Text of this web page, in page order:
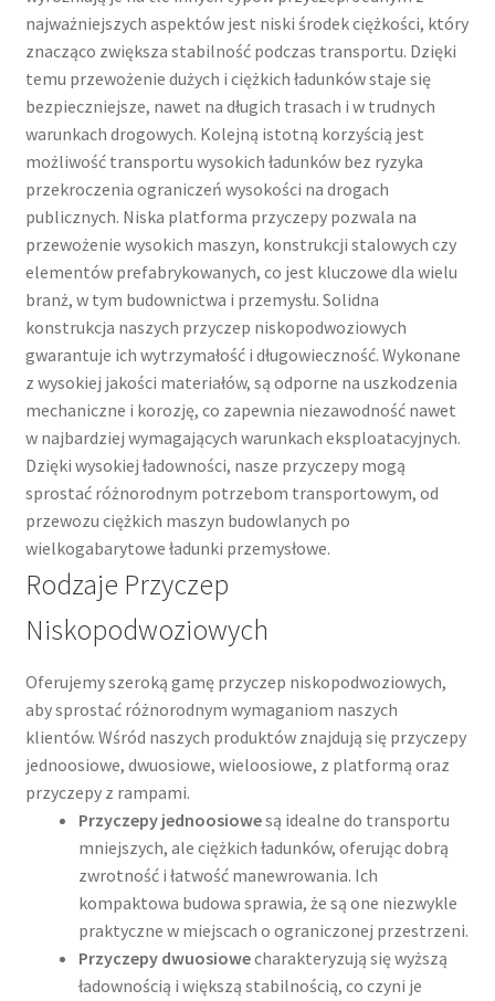
najważniejszych aspektów jest niski środek ciężkości, który
znacząco zwiększa stabilność podczas transportu. Dzięki
temu przewożenie dużych i ciężkich ładunków staje się
bezpieczniejsze, nawet na długich trasach i w trudnych
warunkach drogowych. Kolejną istotną korzyścią jest
możliwość transportu wysokich ładunków bez ryzyka
przekroczenia ograniczeń wysokości na drogach
publicznych. Niska platforma przyczepy pozwala na
przewożenie wysokich maszyn, konstrukcji stalowych czy
elementów prefabrykowanych, co jest kluczowe dla wielu
branż, w tym budownictwa i przemysłu. Solidna
konstrukcja naszych przyczep niskopodwoziowych
gwarantuje ich wytrzymałość i długowieczność. Wykonane
z wysokiej jakości materiałów, są odporne na uszkodzenia
mechaniczne i korozję, co zapewnia niezawodność nawet
w najbardziej wymagających warunkach eksploatacyjnych.
Dzięki wysokiej ładowności, nasze przyczepy mogą
sprostać różnorodnym potrzebom transportowym, od
przewozu ciężkich maszyn budowlanych po
wielkogabarytowe ładunki przemysłowe.
Rodzaje Przyczep
Niskopodwoziowych
Oferujemy szeroką gamę przyczep niskopodwoziowych,
aby sprostać różnorodnym wymaganiom naszych
klientów. Wśród naszych produktów znajdują się przyczepy
jednoosiowe, dwuosiowe, wieloosiowe, z platformą oraz
przyczepy z rampami.
Przyczepy jednoosiowesą idealne do transportu
mniejszych, ale ciężkich ładunków, oferując dobrą
zwrotność i łatwość manewrowania. Ich
kompaktowa budowa sprawia, że są one niezwykle
praktyczne w miejscach o ograniczonej przestrzeni.
Przyczepy dwuosiowecharakteryzują się wyższą
ładownością i większą stabilnością, co czyni je